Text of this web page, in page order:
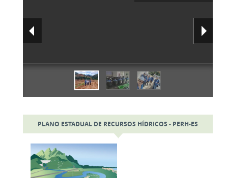
PLANO ESTADUAL DE RECURSOS HÍDRICOS - PERH-ES